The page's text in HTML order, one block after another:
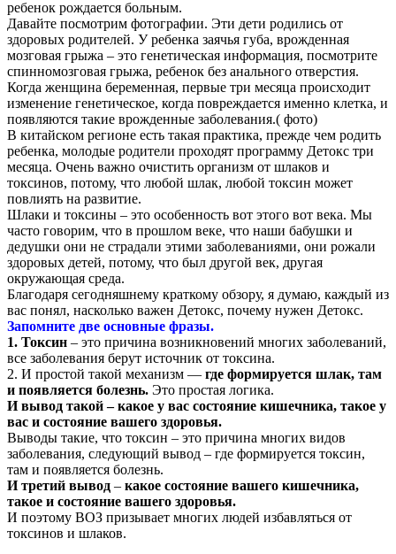
ребенок рождается больным.
Давайте посмотрим фотографии. Эти дети родились от
здоровых родителей. У ребенка заячья губа, врожденная
мозговая грыжа – это генетическая информация, посмотрите
спинномозговая грыжа, ребенок без анального отверстия.
Когда женщина беременная, первые три месяца происходит
изменение генетическое, когда повреждается именно клетка, и
появляются такие врожденные заболевания.( фото)
В китайском регионе есть такая практика, прежде чем родить
ребенка, молодые родители проходят программу Детокс три
месяца. Очень важно очистить организм от шлаков и
токсинов, потому, что любой шлак, любой токсин может
повлиять на развитие.
Шлаки и токсины – это особенность вот этого вот века. Мы
часто говорим, что в прошлом веке, что наши бабушки и
дедушки они не страдали этими заболеваниями, они рожали
здоровых детей, потому, что был другой век, другая
окружающая среда.
Благодаря сегодняшнему краткому обзору, я думаю, каждый из
вас понял, насколько важен Детокс, почему нужен Детокс.
Запомните две основные фразы.
1. Токсин – это причина возникновений многих заболеваний,
все заболевания берут источник от токсина.
2. И простой такой механизм — где формируется шлак, там
и появляется болезнь. Это простая логика.
И вывод такой – какое у вас состояние кишечника, такое у
вас и состояние вашего здоровья.
Выводы такие, что токсин – это причина многих видов
заболевания, следующий вывод – где формируется токсин,
там и появляется болезнь.
И третий вывод – какое состояние вашего кишечника,
такое и состояние вашего здоровья.
И поэтому ВОЗ призывает многих людей избавляться от
токсинов и шлаков.